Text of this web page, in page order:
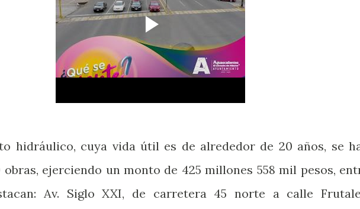
hidráulico, cuya vida útil es de alrededor de 20 años, se
obras, ejerciendo un monto de 425 millones 558 mil pesos,
Av. Siglo XXI, de carretera 45 norte a calle